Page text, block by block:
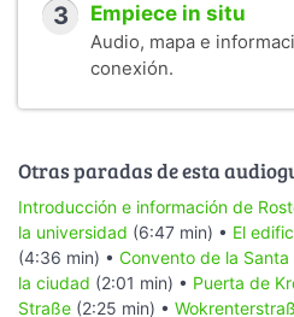
3 Empiece in situ
Audio, mapa e
conexión.
Otras paradas de esta
Introducción e información de
la universidad (6:47 min) • El
(4:36 min) • Convento de la Santa
la ciudad (2:01 min) • Puerta de
Straße (2:25 min) •